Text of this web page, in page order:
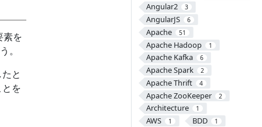
Angular2 3
AngularJS 6
Apache 51
Apache Hadoop 1
Apache Kafka 6
Apache Spark 2
Apache Thrift 4
Apache ZooKeeper 2
Architecture 1
AWS 1 BDD 1
素を
。
と
を